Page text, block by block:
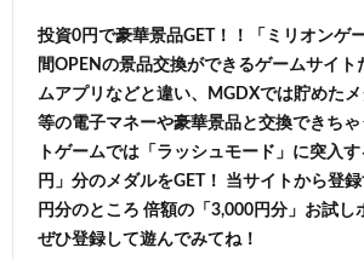
投資0円で豪華景品GET！！「ミリオンゲ
間OPENの景品交換ができるゲームサイト
ムアプリなどと違い、MGDXでは貯めたメ
等の電子マネーや豪華景品と交換できち
トゲームでは「ラッシュモード」に突入
円」分のメダルをGET！ 当サイトから登
円分のところ 倍額の「3,000円分」お試し
ぜひ登録して遊んでみてね！